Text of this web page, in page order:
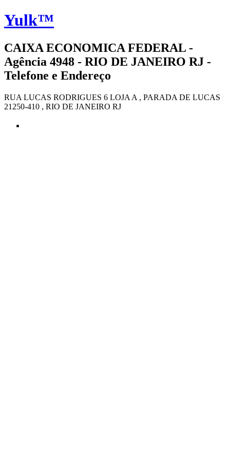
Yulk™
CAIXA ECONOMICA FEDERAL -
Agência 4948 - RIO DE JANEIRO RJ -
Telefone e Endereço
RUA LUCAS RODRIGUES 6 LOJA A , PARADA DE LUCAS
21250-410 , RIO DE JANEIRO RJ